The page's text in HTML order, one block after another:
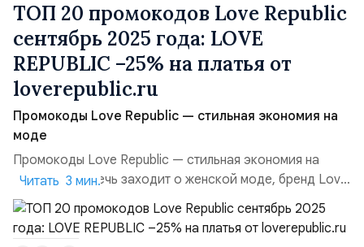
ТОП 20 промокодов Love Republic
сентябрь 2025 года: LOVE
REPUBLIC –25% на платья от
loverepublic.ru
Промокоды Love Republic — стильная экономия на
моде
Промокоды Love Republic — стильная экономия на
моде. Когда речь заходит о женской моде, бренд Love
Republic всегда ассоциируется с ярким стилем и
элегантностью. Но давайте честно: покупать красивые
платья и новую коллекцию намного приятнее, когда к
Читать 3 мин.